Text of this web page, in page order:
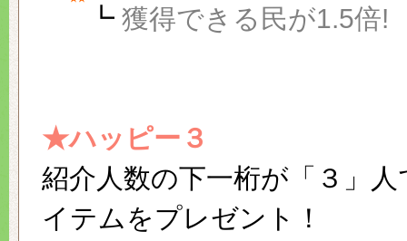
┗ 獲得できる民が1.5倍!
★ハッピー３
紹介人数の下一桁が「３」
イテムをプレゼント！